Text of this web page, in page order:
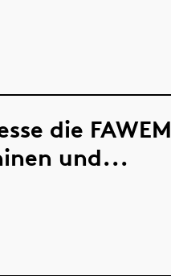
die FAWEM
und...